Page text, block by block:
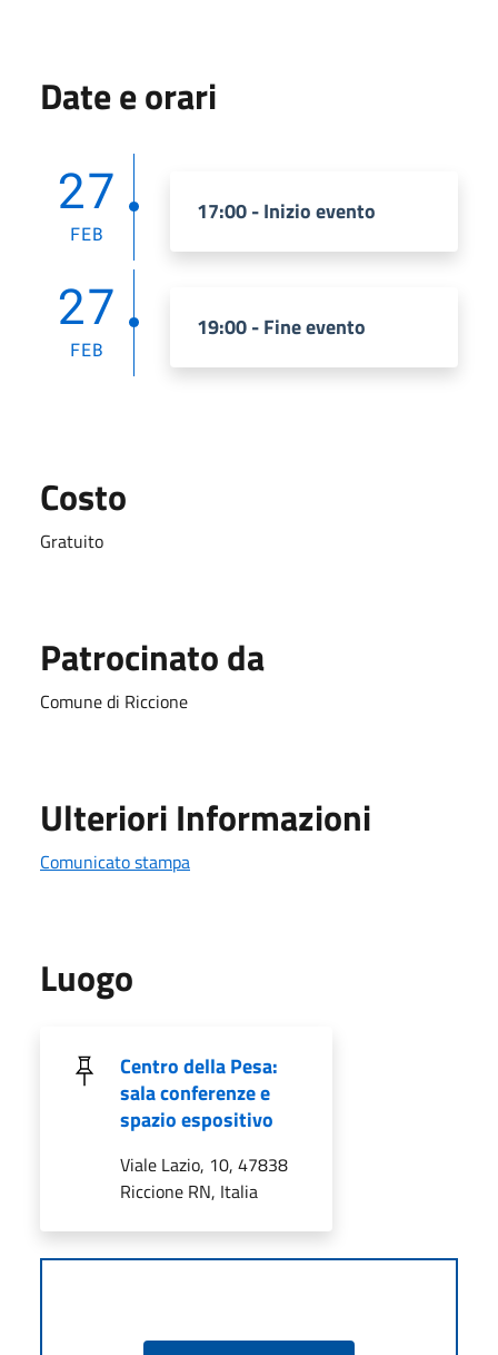
Date e orari
27
FEB
17:00 - Inizio evento
27
FEB
19:00 - Fine evento
Costo
Gratuito
Patrocinato da
Comune di Riccione
Ulteriori Informazioni
Comunicato stampa
Luogo
Centro della Pesa:
sala conferenze e
spazio espositivo
Viale Lazio, 10, 47838
Riccione RN, Italia